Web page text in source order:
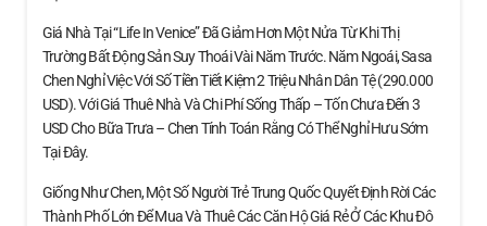
Giá Nhà Tại “Life In Venice” Đã Giảm Hơn Một Nửa Từ Khi Thị
Trường Bất Động Sản Suy Thoái Vài Năm Trước. Năm Ngoái, Sasa
Chen Nghỉ Việc Với Số Tiền Tiết Kiệm 2 Triệu Nhân Dân Tệ (290.000
USD). Với Giá Thuê Nhà Và Chi Phí Sống Thấp – Tốn Chưa Đến 3
USD Cho Bữa Trưa – Chen Tính Toán Rằng Có Thể Nghỉ Hưu Sớm
Tại Đây.
Giống Như Chen, Một Số Người Trẻ Trung Quốc Quyết Định Rời Các
Thành Phố Lớn Để Mua Và Thuê Các Căn Hộ Giá Rẻ Ở Các Khu Đô